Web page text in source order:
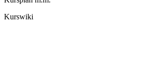
Kurswiki